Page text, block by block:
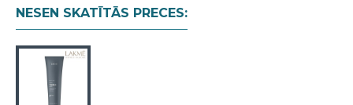
Dabisks spīdums.
Termoaizsardzība.
Lietošana:Uzklāt uz mitriem matiem un izžāvēt,
izmantojot fēnu ar iztaisnošanas tehniku.
NESEN SKATĪTĀS PRECES: